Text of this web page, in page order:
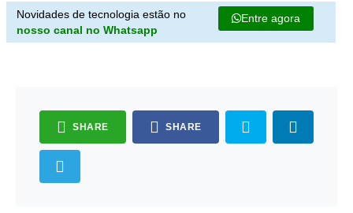
Novidades de tecnologia estão no
nosso canal no Whatsapp
Entre agora
SHARE SHARE